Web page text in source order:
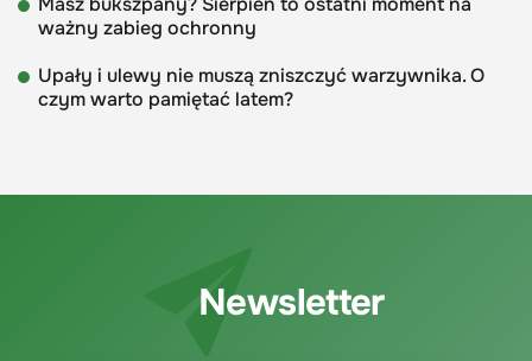
ważny zabieg ochronny
Upały i ulewy nie muszą zniszczyć warzywnika. O
czym warto pamiętać latem?
Newsletter